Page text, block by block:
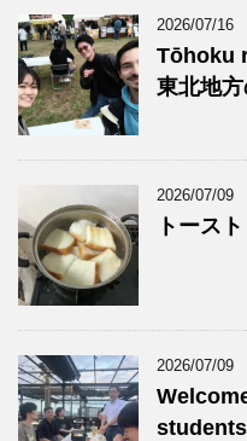
2026/07/16
Tōhoku
東北地
2026/07/09
トース
2026/07/09
students